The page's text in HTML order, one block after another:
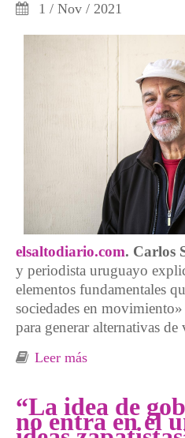
1 / Nov / 2021
elsaltodiario.com. Carlos
y periodista uruguayo
elementos fundamentales
sociedades en
para generar alternativas
Leer más
necesarias»
“La idea de
no entra en el